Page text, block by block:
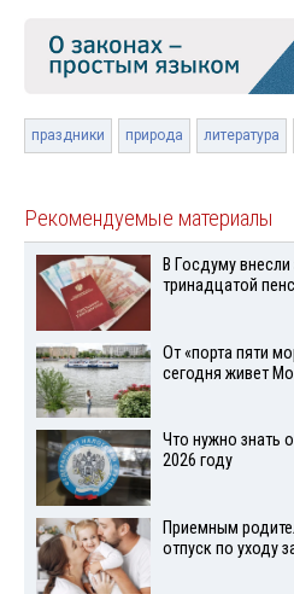
праздники природа литература
Рекомендуемые материалы
В Госдуму
тринадцатой
От «порта пяти
сегодня живет
Что нужно знать
2026 году
Приемным
отпуск по уходу